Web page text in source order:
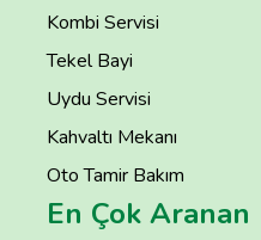
Kombi Servisi
Tekel Bayi
Uydu Servisi
Kahvaltı Mekanı
Oto Tamir Bakım
En Çok Aranan